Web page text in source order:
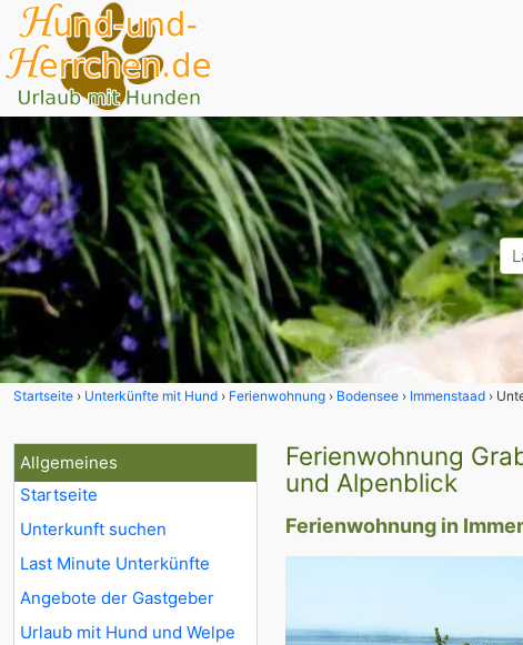
Startseite Unterkünfte mit Hund Ferienwohnung Bodensee Immenstaad
Allgemeines
Startseite
Unterkunft suchen
Last Minute Unterkünfte
Angebote der Gastgeber
Urlaub mit Hund und Welpe
Ferienwohnung
und Alpenblick
Ferienwohnung in